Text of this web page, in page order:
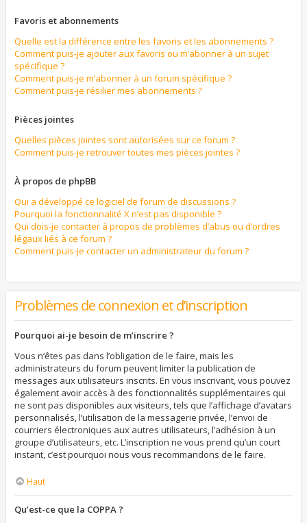
Favoris et abonnements
Quelle est la différence entre les favoris et les abonnements ?
Comment puis-je ajouter aux favoris ou m’abonner à un sujet
spécifique ?
Comment puis-je m’abonner à un forum spécifique ?
Comment puis-je résilier mes abonnements ?
Pièces jointes
Quelles pièces jointes sont autorisées sur ce forum ?
Comment puis-je retrouver toutes mes pièces jointes ?
À propos de phpBB
Qui a développé ce logiciel de forum de discussions ?
Pourquoi la fonctionnalité X n’est pas disponible ?
Qui dois-je contacter à propos de problèmes d’abus ou d’ordres
légaux liés à ce forum ?
Comment puis-je contacter un administrateur du forum ?
Problèmes de connexion et d’inscription
Pourquoi ai-je besoin de m’inscrire ?
Vous n’êtes pas dans l’obligation de le faire, mais les
administrateurs du forum peuvent limiter la publication de
messages aux utilisateurs inscrits. En vous inscrivant, vous pouvez
également avoir accès à des fonctionnalités supplémentaires qui
ne sont pas disponibles aux visiteurs, tels que l’affichage d’avatars
personnalisés, l’utilisation de la messagerie privée, l’envoi de
courriers électroniques aux autres utilisateurs, l’adhésion à un
groupe d’utilisateurs, etc. L’inscription ne vous prend qu’un court
instant, c’est pourquoi nous vous recommandons de le faire.
Haut
Qu’est-ce que la COPPA ?